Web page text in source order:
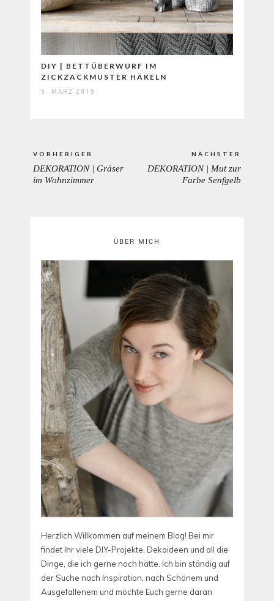
DIY | BETTÜBERWURF IM
ZICKZACKMUSTER HÄKELN
9. MÄRZ 2019
VORHERIGER
PREVIOUS
DEKORATION | Gräser
im Wohnzimmer
NÄCHSTER
DEKORATION | Mut zur
Farbe Senfgelb
ÜBER MICH
Herzlich Willkommen auf meinem Blog! Bei mir
findet Ihr viele DIY-Projekte, Dekoideen und all die
Dinge, die ich gerne noch hätte. Ich bin ständig auf
der Suche nach Inspiration, nach Schönem und
Ausgefallenem und möchte Euch gerne daran